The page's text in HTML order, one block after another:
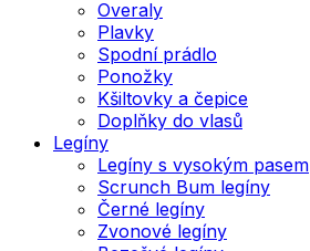
Overaly
Plavky
Spodní prádlo
Ponožky
Kšiltovky a čepice
Doplňky do vlasů
Legíny
Legíny s vysokým pasem
Scrunch Bum legíny
Černé legíny
Zvonové legíny